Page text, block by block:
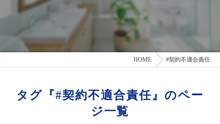
HOME #契約不適合責任
タグ『#契約不適合責任』のペー
ジ一覧